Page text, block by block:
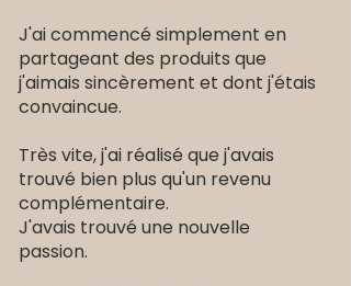
J'ai commencé simplement en
partageant des produits que
j'aimais sincèrement et dont j'étais
convaincue.
Très vite, j'ai réalisé que j'avais
trouvé bien plus qu'un revenu
complémentaire.
J'avais trouvé une nouvelle
passion.